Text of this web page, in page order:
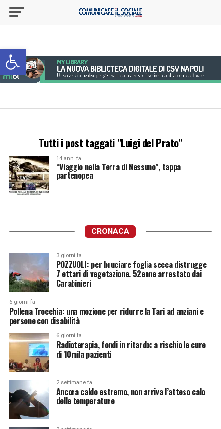
Apri la barra degli strumenti
Tutti i post taggati "Luigi del Prato"
14 anni fa
“Viaggio nella Terra di Nessuno”, tappa
partenopea
CRONACA
3 giorni fa
POZZUOLI: per bruciare foglia secca distrugge
7 ettari di vegetazione. 52enne arrestato dai
Carabinieri
6 giorni fa
Pollena Trocchia: una mozione per ridurre la Tari ad anziani e
persone con disabilità
6 giorni fa
Radioterapia, fondi in ritardo: a rischio le cure
di 10mila pazienti
2 settimane fa
Ancora caldo estremo, non arriva l’atteso calo
delle temperature